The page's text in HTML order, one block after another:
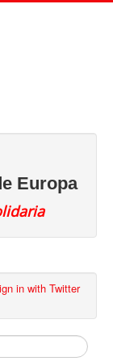
Europa
in with Twitter